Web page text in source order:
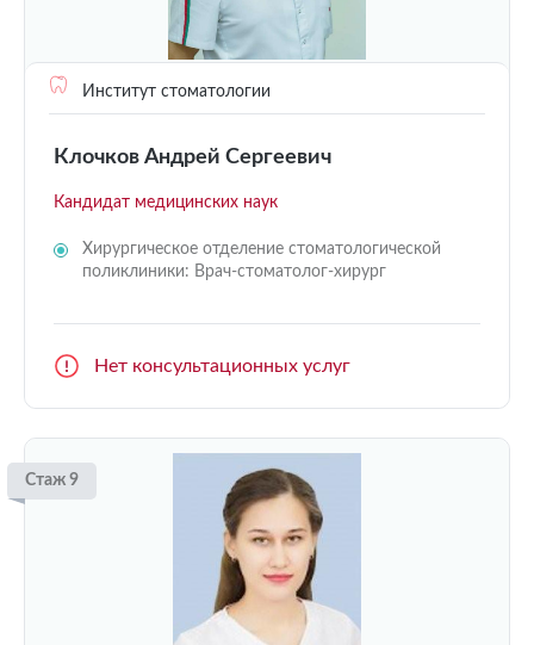
Институт стоматологии
Клочков Андрей Сергеевич
Кандидат медицинских наук
Хирургическое отделение стоматологической
поликлиники: Врач-стоматолог-хирург
Нет консультационных услуг
Стаж 9